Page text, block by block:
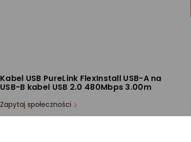
Kabel USB PureLink FlexInstall USB-A na
USB-B kabel USB 2.0 480Mbps 3.00m
Zapytaj społeczności